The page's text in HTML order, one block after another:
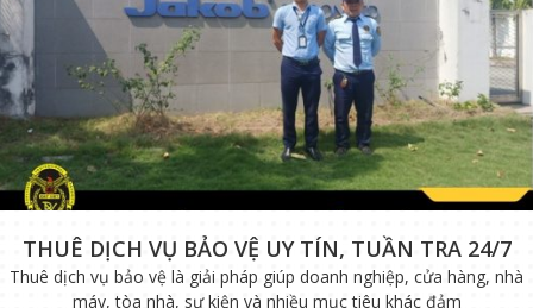
THUÊ DỊCH VỤ BẢO VỆ UY TÍN, TUẦN TRA 24/7
Thuê dịch vụ bảo vệ là giải pháp giúp doanh nghiệp, cửa hàng, nhà
máy, tòa nhà, sự kiện và nhiều mục tiêu khác đảm